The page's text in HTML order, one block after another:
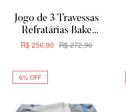
Jogo de 3 Travessas
Refratárias Bake
Oxford Para Servir ou
R$272,90
R$ 256,90
6% OFF